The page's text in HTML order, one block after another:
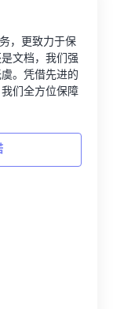
，更致力于保
文档，我们强
。凭借先进的
们全方位保障